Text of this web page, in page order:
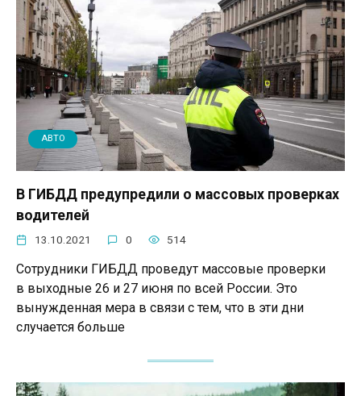
АВТО
В ГИБДД предупредили о массовых проверках
водителей
13.10.2021 0 514
Сотрудники ГИБДД проведут массовые проверки
в выходные 26 и 27 июня по всей России. Это
вынужденная мера в связи с тем, что в эти дни
случается больше